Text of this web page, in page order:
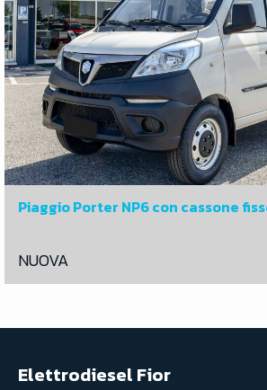
Piaggio Porter NP6 con cassone
NUOVA
Elettrodiesel Fior